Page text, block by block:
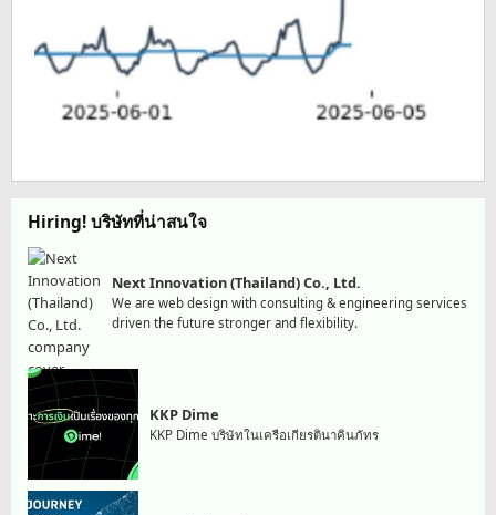
Hiring! บริษัทที่น่าสนใจ
Next Innovation (Thailand) Co., Ltd.
We are web design with consulting & engineering services
driven the future stronger and flexibility.
KKP Dime
KKP Dime บริษัทในเครือเกียรตินาคินภัทร